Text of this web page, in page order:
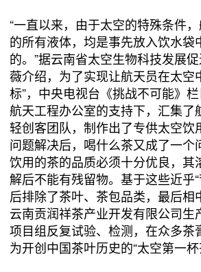
“一直以来，由于太空的特殊条件
的所有液体，均是事先放入饮水袋
的。”据云南省太空生物科技发展
薇介绍，为了实现让航天员在太空
标”，中央电视台《挑战不可能》
航天工程办公室的支持下，汇集了
轻创客团队，制作出了专供太空饮
问题解决后，喝什么茶又成了一个
饮用的茶的品质必须十分优良，其
解后不能有残留物。基于这些近乎
后排除了茶叶、茶包品类，最后相
云南贡润祥茶产业开发有限公司生
项目组反复试验、检测，在众多茶
为开创中国茶叶历史的“太空第一杯